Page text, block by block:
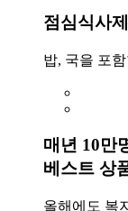
점심식사
밥, 국을 포
매년 10만
베스트 상
올해에도 복